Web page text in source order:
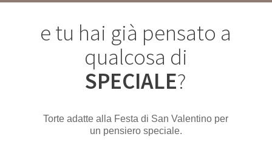
e tu hai già pensato a
qualcosa di
SPECIALE?
Torte adatte alla Festa di San Valentino per
un pensiero speciale.